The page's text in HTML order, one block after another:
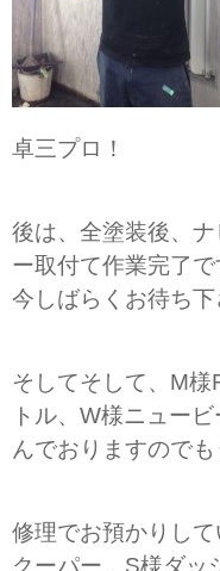
卓三プロ！
後は、全塗装後、
ー取付て作業完了
今しばらくお待ち下
そしてそして、M
トル、W様ニュー
んでおりますので
修理でお預かりし
クーパー、S様ダッ